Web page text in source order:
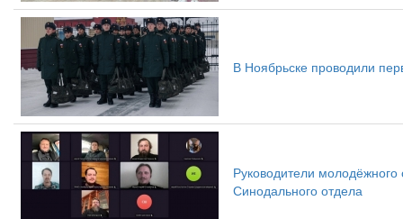
В Ноябрьске проводили
Руководители молодёжного
Синодального отдела